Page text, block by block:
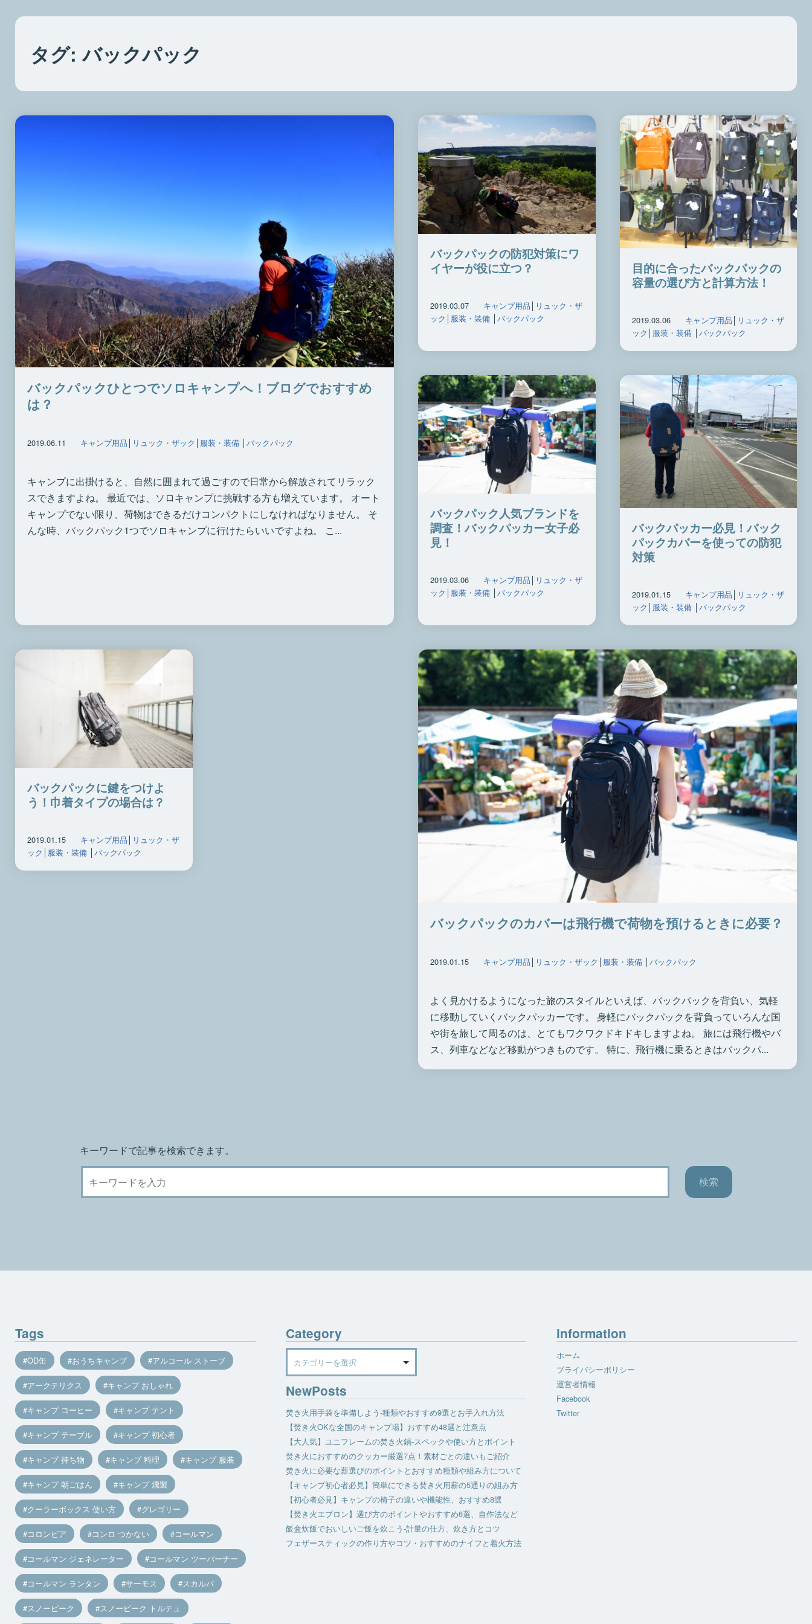
タグ:バックパック
バックパックひとつでソロキャンプへ！ブログでおすすめ
は？
2019.06.11 キャンプ用品 リュック・ザック 服装・装備 バックパック
キャンプに出掛けると、自然に囲まれて過ごすので日常から解放されてリラック
スできますよね。 最近では、ソロキャンプに挑戦する方も増えています。 オート
キャンプでない限り、荷物はできるだけコンパクトにしなければなりません。 そ
んな時、バックパック1つでソロキャンプに行けたらいいですよね。 こ...
バックパックの防犯対策にワ
イヤーが役に立つ？
2019.03.07 キャンプ用品 │ リュック・ザ
ック │ 服装・装備 │ バックパック
目的に合ったバックパックの
容量の選び方と計算方法！
2019.03.06 キャンプ用品 │ リュック・ザ
ック │ 服装・装備│ バックパック
バックパック人気ブランドを
調査！バックパッカー女子必
見！
2019.03.06 キャンプ用品 │ リュック・ザ
ック │ 服装・装備 │ バックパック
バックパッカー必見！バック
パックカバーを使っての防犯
対策
2019.01.15 キャンプ用品
リュック・ザ
ック 服装・装備│ バックパック
バックパックのカバーは飛行機で荷物を預けるときに必要？
2019.01.15 キャンプ用品 │ リュック・ザック │ 服装・装備 │ バックパック
よく見かけるようになった旅のスタイルといえば、バックパックを背負い、気軽
に移動していくバックパッカーです。 身軽にバックパックを背負っていろんな国
や街を旅して周るのは、とてもワクワクドキドキしますよね。 旅には飛行機やバ
ス、列車などなど移動がつきものです。 特に、飛行機に乗るときはバックパ...
バックパックに鍵をつけよ
う！巾着タイプの場合は？
2019.01.15 キャンプ用品 │ リュック・ザ
ック │ 服装・装備 │ バックパック
キーワードで記事を検索できます。
Tags
OD缶 おうちキャンプ アルコール ストーブ
アークテリクス キャンプ おしゃれ
キャンプ コーヒー キャンプ テント
キャンプ テーブル キャンプ 初心者
キャンプ 持ち物 キャンプ 料理 キャンプ 服装
キャンプ 朝ごはん キャンプ 燻製
クーラーボックス 使い方 グレゴリー
コロンビア コンロ つかない コールマン
コールマン ジェネレーター コールマン ツーバーナー
コールマン ランタン サーモス スカルパ
スノーピーク スノーピーク トルテュ
Category
Category
NewPosts
焚き火用手袋を準備しよう-種類やおすすめ9選とお手入れ方法
【焚き火OKな全国のキャンプ場】おすすめ48選と注意点
【大人気】ユニフレームの焚き火鍋-スペックや使い方とポイント
焚き火におすすめのクッカー厳選7点！素材ごとの違いもご紹介
焚き火に必要な薪選びのポイントとおすすめ種類や組み方について
【キャンプ初心者必見】簡単にできる焚き火用薪の5通りの組み方
【初心者必見】キャンプの椅子の違いや機能性、おすすめ8選
【焚き火エプロン】選び方のポイントやおすすめ6選、自作法など
飯盒炊飯でおいしいご飯を炊こう-計量の仕方、炊き方とコツ
フェザースティックの作り方やコツ・おすすめのナイフと着火方法
information
ホーム
プライバシーポリシー
運営者情報
Facebook
Twitter